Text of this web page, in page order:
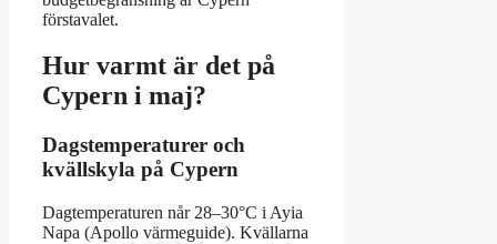
förstavalet.
Hur varmt är det på
Cypern i maj?
Dagstemperaturer och
kvällskyla på Cypern
Dagtemperaturen når 28–30°C i Ayia
Napa (Apollo värmeguide). Kvällarna